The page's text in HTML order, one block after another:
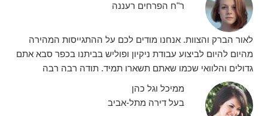
ר"ח הפרחים רעננה
לאור הברק והצוות. אנחנו מודים לכם על ההתגייסות המהירה
מהיום להיום לביצוע עבודת ניקיון ופוליש בביתנו בכפר סבא אתם
גדולים והלוואי שכמו שאתם תשארו תמיד. תודה רבה רבה
ממיכל וגל כהן
בעל דירה מתל-אביב